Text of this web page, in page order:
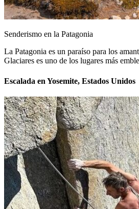
Senderismo en la Patagonia
La Patagonia es un paraíso para los
Glaciares es uno de los lugares más
Escalada en Yosemite, Estados Unidos